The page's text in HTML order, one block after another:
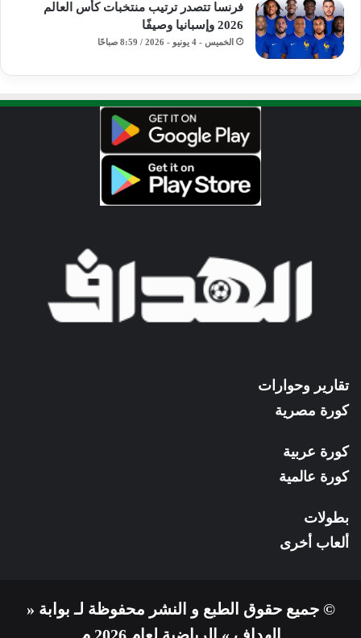
فرنسا تتصدر ترتيب منتخبات كأس العالم
2026 وإسبانيا وصيفًا
الخميس - 4 يونيو - 2026 / 8:59 صباحًا
تقارير وحوارات
كورة مصرية
كورة عربية
كورة عالمية
بطولات
ألعاب أخرى
© جميع حقوق الطبع و النشر محفوظة لـ بوابة «
الهداف » الرياضية لعام 2026 م